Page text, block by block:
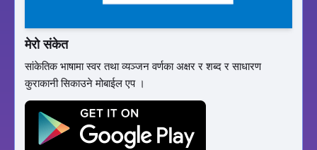
मेरो संकेत
सांकेतिक भाषामा स्वर तथा व्यञ्जन वर्णका अक्षर र शब्द र साधारण
कुराकानी सिकाउने मोबाईल एप ।